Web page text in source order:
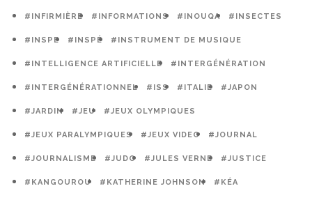
#INFIRMIÈRE #INFORMATIONS #INOUQA #INSECTES
#INSPE #INSPÉ #INSTRUMENT DE MUSIQUE
#INTELLIGENCE ARTIFICIELLE #INTERGÉNÉRATION
#INTERGÉNÉRATIONNEL #ISS #ITALIE #JAPON
#JARDIN #JEU #JEUX OLYMPIQUES
#JEUX PARALYMPIQUES #JEUX VIDEO #JOURNAL
#JOURNALISME #JUDO #JULES VERNE #JUSTICE
#KANGOUROU #KATHERINE JOHNSON #KÉA